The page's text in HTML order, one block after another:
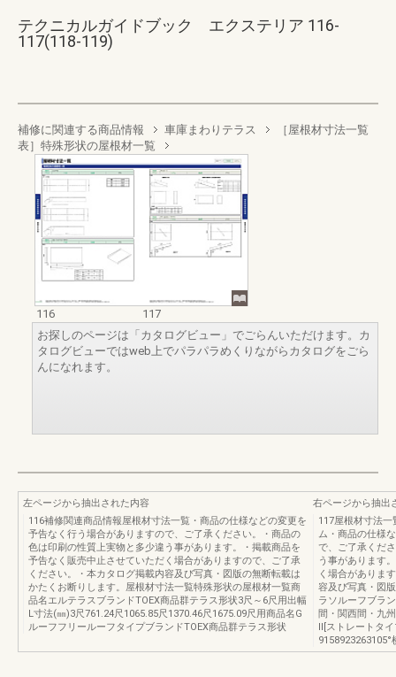
テクニカルガイドブック エクステリア 116-
117(118-119)
補修に関連する商品情報 車庫まわりテラス
［屋根材寸法一覧
表］特殊形状の屋根材一覧
116
117
お探しのページは「カタログビュー」でごらんいただけます。カ
タログビューではweb上でパラパラめくりながらカタログをごら
んになれます。
左ページから抽出された内容
116補修関連商品情報屋根材寸法一覧・商品の仕様などの変更を
予告なく行う場合がありますので、ご了承ください。・商品の
色は印刷の性質上実物と多少違う事があります。・掲載商品を
予告なく販売中止させていただく場合がありますので、ご了承
ください。・本カタログ掲載内容及び写真・図版の無断転載は
かたくお断りします。屋根材寸法一覧特殊形状の屋根材一覧商
品名エルテラスブランドTOEX商品群テラス形状3尺～6尺用出幅
L寸法(㎜)3尺761.24尺1065.85尺1370.46尺1675.09尺用商品名G
ルーフフリールーフタイプブランドTOEX商品群テラス形状
右ページから抽出
117屋根材寸法
ム・商品の仕様
で、ご了承くだ
う事があります
く場合がありま
容及び写真・図
ラソルーフブラ
間・関西間・九
Ⅱ[ストレートタ
9158923263105°